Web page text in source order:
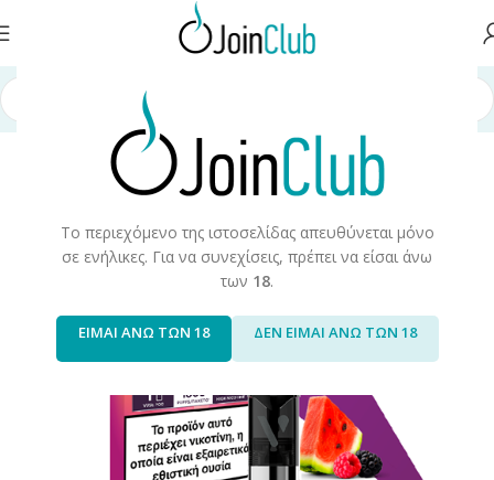
Το περιεχόμενο της ιστοσελίδας απευθύνεται μόνο
σε ενήλικες. Για να συνεχίσεις, πρέπει να είσαι άνω
των 18.
ΕΙΜΑΙ ΑΝΩ ΤΩΝ 18 ΔΕΝ ΕΙΜΑΙ ΑΝΩ ΤΩΝ 18
Ηλεκτρονικά Τσιγάρα